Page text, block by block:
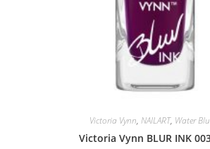
Victoria Vynn, NAILART, Water
Victoria Vynn BLUR INK